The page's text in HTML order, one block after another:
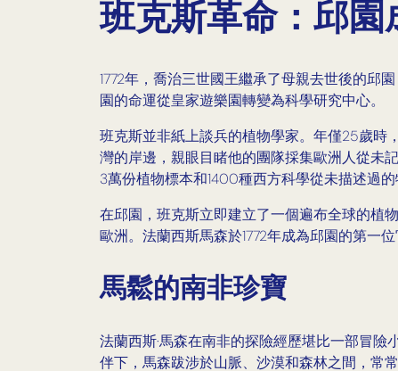
班克斯革命：邱園
1772年，喬治三世國王繼承了母親去世後的邱
園的命運從皇家遊樂園轉變為科學研究中心。
班克斯並非紙上談兵的植物學家。年僅25歲時
灣的岸邊，親眼目睹他的團隊採集歐洲人從未
3萬份植物標本和1400種西方科學從未描述過
在邱園，班克斯立即建立了一個遍布全球的植
歐洲。法蘭西斯馬森於1772年成為邱園的第一
馬鬆的南非珍寶
法蘭西斯·馬森在南非的探險經歷堪比一部冒
伴下，馬森跋涉於山脈、沙漠和森林之間，常